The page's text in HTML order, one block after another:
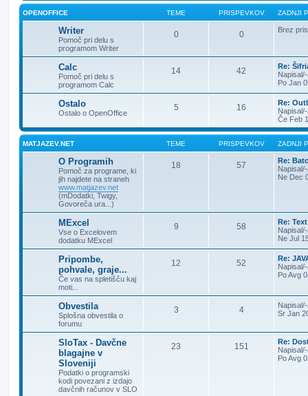
OPENOFFICE TEME PRISPEVKOV ZADNJI
Writer
Pomoč pri delu s
programom Writer
0 0 Brez
Calc
Pomoč pri delu s
programom Calc
14 42
Re:
Po Jan
Ostalo
Ostalo o OpenOffice
5 16
Re:
Če Feb
MATJAZEV.NET TEME PRISPEVKOV ZADNJI
O Programih
Pomoč za programe, ki
jih najdete na straneh
www.matjazev.net
(mDodatki, Twigy,
Govoreča ura...)
18 57
Re:
Ne Dec
MExcel
Vse o Excelovem
dodatku MExcel
9 58
Re:
Ne Jul
Pripombe,
pohvale, graje...
Če vas na spletišču kaj
moti...
12 52
Re:
Po Avg
Obvestila
Splošna obvestila o
forumu
3 4
Sr Jan
SloTax - Davčne
blagajne v
Sloveniji
Podatki o programski
kodi povezani z izdajo
davčnih računov v SLO
23 151
Re:
Po Avg